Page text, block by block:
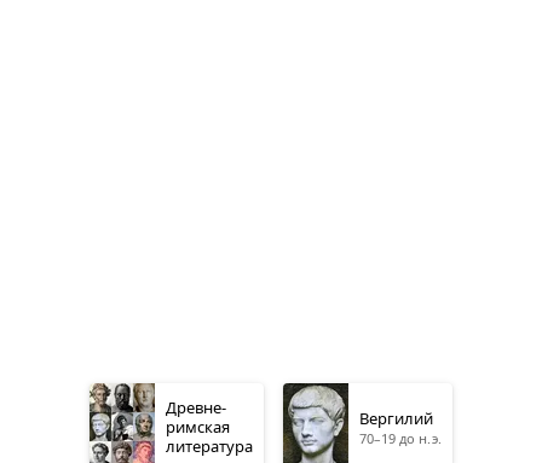
Древне­
римская
литература
Вергилий
70–19 до н. э.